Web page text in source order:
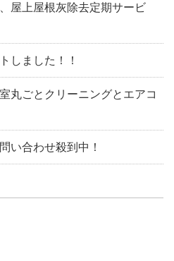
屋上屋根灰除去定期サービ
しました！！
丸ごとクリーニングとエアコ
い合わせ殺到中！